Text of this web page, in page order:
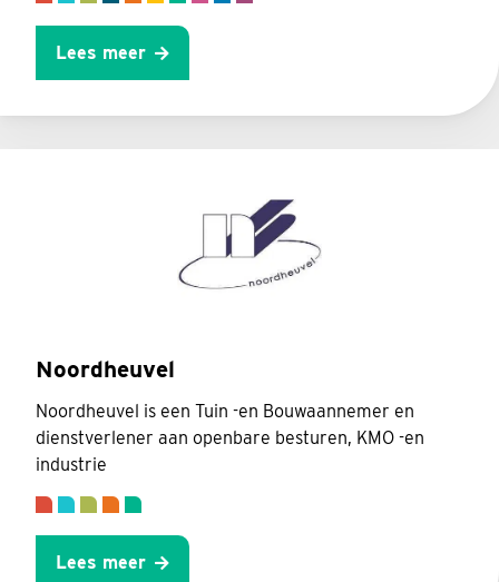
Lees meer
Noordheuvel
Noordheuvel is een Tuin -en Bouwaannemer en
dienstverlener aan openbare besturen, KMO -en
industrie
Lees meer